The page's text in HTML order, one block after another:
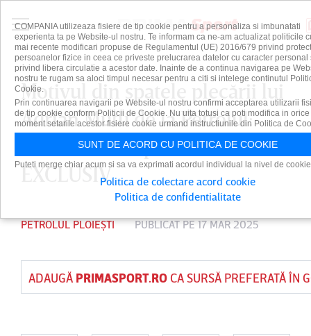
Motivul din spatele plecării lui
Adrian Mutu de la Petrolul:
”De ce ai acceptat?” | VIDEO
EXCLUSIV
PETROLUL PLOIEȘTI PUBLICAT PE 17 MAR 2025
ADAUGĂ PRIMASPORT.ROCA SURSĂ PREFERATĂ ÎN
COMPANIA utilizeaza fisiere de tip cookie pentru a personaliza si imbunatati
experienta ta pe Website-ul nostru. Te informam ca ne-am actualizat politicile
mai recente modificari propuse de Regulamentul (UE) 2016/679 privind
persoanelor fizice in ceea ce priveste prelucrarea datelor cu caracter personal
privind libera circulatie a acestor date. Inainte de a continua navigarea pe
nostru te rugam sa aloci timpul necesar pentru a citi si intelege continutul
Cookie.
Prin continuarea navigarii pe Website-ul nostru confirmi acceptarea utilizarii
de tip cookie conform Politicii de Cookie. Nu uita totusi ca poti modifica in orice
moment setarile acestor fisiere cookie urmand instructiunile din Politica de
SUNT DE ACORD CU POLITICA DE COOKIE
Puteti merge chiar acum si sa va exprimati acordul individual la nivel de
Politica de colectare acord cookie
Politica de confidentialitate